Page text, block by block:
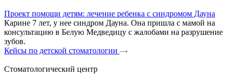
Проект помощи детям: лечение ребенка с синдромом Дауна
Карине 7 лет, у нее синдром Дауна. Она пришла с мамой на
консультацию в Белую Медведицу с жалобами на разрушение
зубов.
Кейсы по детской стоматологии
Стоматологический центр